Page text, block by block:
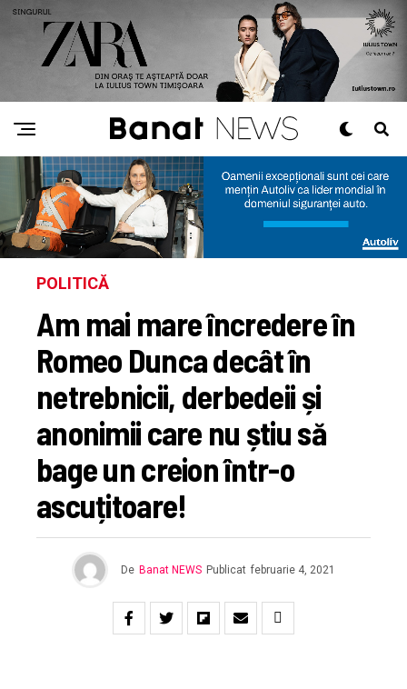
POLITICĂ
Am mai mare încredere în
Romeo Dunca decât în
netrebnicii, derbedeii și
anonimii care nu știu să
bage un creion într-o
ascuțitoare!
De Banat NEWS Publicat februarie 4, 2021